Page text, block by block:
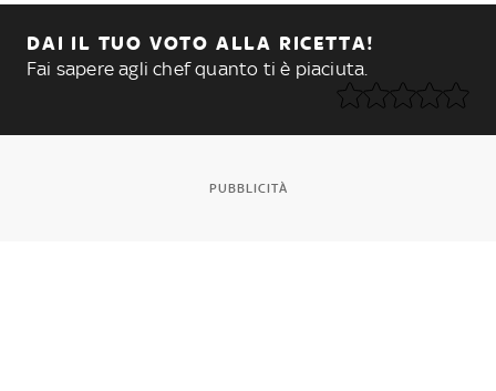
DAI IL TUO VOTO ALLA RICETTA!
Fai sapere agli chef quanto ti è piaciuta.
PUBBLICITÀ